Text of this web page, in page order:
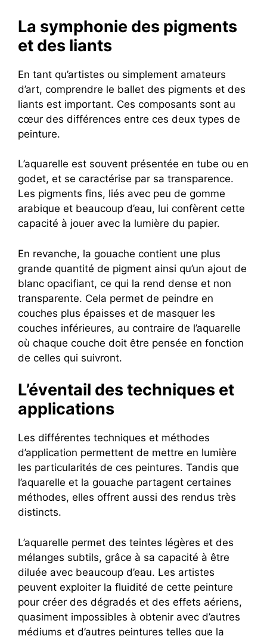
La symphonie des pigments
et des liants
En tant qu’artistes ou simplement amateurs
d’art, comprendre le ballet des pigments et des
liants est important. Ces composants sont au
cœur des différences entre ces deux types de
peinture.
L’aquarelle est souvent présentée en tube ou en
godet, et se caractérise par sa transparence.
Les pigments fins, liés avec peu de gomme
arabique et beaucoup d’eau, lui confèrent cette
capacité à jouer avec la lumière du papier.
En revanche, la gouache contient une plus
grande quantité de pigment ainsi qu’un ajout de
blanc opacifiant, ce qui la rend dense et non
transparente. Cela permet de peindre en
couches plus épaisses et de masquer les
couches inférieures, au contraire de l’aquarelle
où chaque couche doit être pensée en fonction
de celles qui suivront.
L’éventail des techniques et
applications
Les différentes techniques et méthodes
d’application permettent de mettre en lumière
les particularités de ces peintures. Tandis que
l’aquarelle et la gouache partagent certaines
méthodes, elles offrent aussi des rendus très
distincts.
L’aquarelle permet des teintes légères et des
mélanges subtils, grâce à sa capacité à être
diluée avec beaucoup d’eau. Les artistes
peuvent exploiter la fluidité de cette peinture
pour créer des dégradés et des effets aériens,
quasiment impossibles à obtenir avec d’autres
médiums et d’autres peintures telles que la